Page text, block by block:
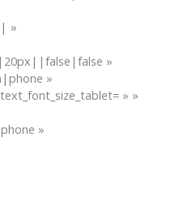
»
»
»
» »
»